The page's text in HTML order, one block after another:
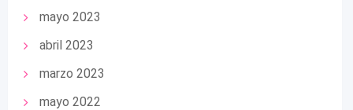
mayo 2023
abril 2023
marzo 2023
mayo 2022